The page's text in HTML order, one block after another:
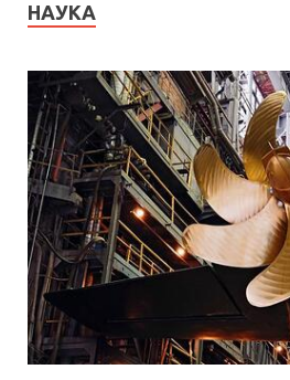
НАУКА